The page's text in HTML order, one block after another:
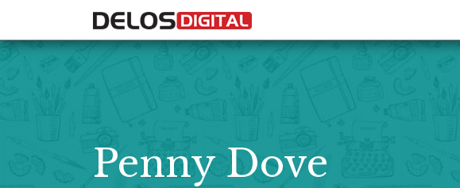
Penny Dove